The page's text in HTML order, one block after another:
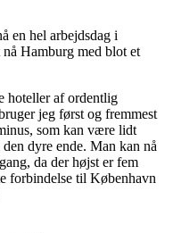
en hel arbejdsdag i
Hamburg med blot et
hoteller af ordentlig
jeg først og fremmest
som kan være lidt
dyre ende. Man kan nå
da der højst er fem
forbindelse til København